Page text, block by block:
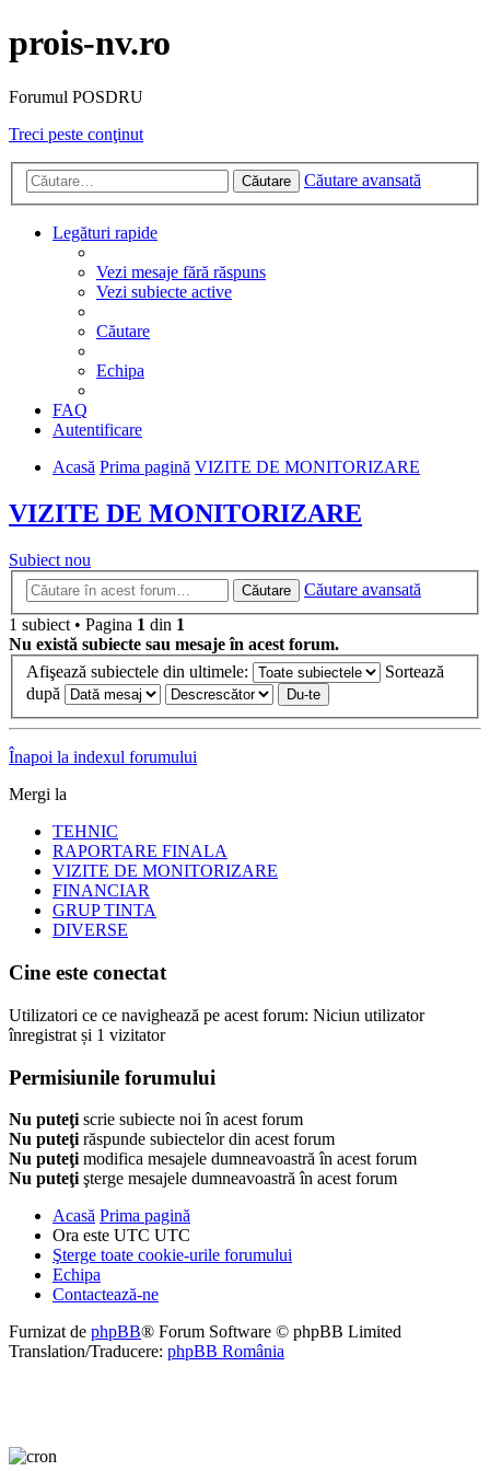
prois-nv.ro
Forumul POSDRU
Treci peste conţinut
Căutare Căutare avansată
Legături rapide
Vezi mesaje fără răspuns
Vezi subiecte active
Căutare
Echipa
FAQ
Autentificare
Acasă Prima pagină VIZITE DE MONITORIZARE
VIZITE DE MONITORIZARE
Subiect nou
Căutare
Căutare avansată
1 subiect • Pagina 1 din 1
Nu există subiecte sau mesaje în acest forum.
Afişează subiectele din ultimele:
Sortează
după
Înapoi la indexul forumului
Mergi la
TEHNIC
RAPORTARE FINALA
VIZITE DE MONITORIZARE
FINANCIAR
GRUP TINTA
DIVERSE
Cine este conectat
Utilizatori ce ce navighează pe acest forum: Niciun utilizator
înregistrat și 1 vizitator
Permisiunile forumului
Nu puteţi scrie subiecte noi în acest forum
Nu puteţi răspunde subiectelor din acest forum
Nu puteţi modifica mesajele dumneavoastră în acest forum
Nu puteţi şterge mesajele dumneavoastră în acest forum
Acasă Prima pagină
Ora este UTC UTC
Şterge toate cookie-urile forumului
Echipa
Contactează-ne
Furnizat de phpBB® Forum Software © phpBB Limited
Translation/Traducere: phpBB România